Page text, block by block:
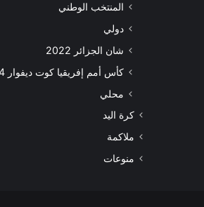
المنتخب الوطني
دولي
شان الجزائر 2022
كأس أمم إفريقيا كوت ديفوار 2024
محلي
كرة اليد
ملاكمة
منوعات